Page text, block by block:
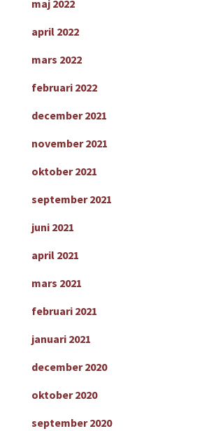
maj 2022
april 2022
mars 2022
februari 2022
december 2021
november 2021
oktober 2021
september 2021
juni 2021
april 2021
mars 2021
februari 2021
januari 2021
december 2020
oktober 2020
september 2020